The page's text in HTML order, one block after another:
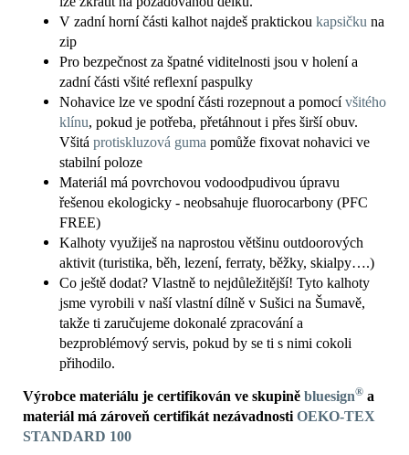
V zadní horní části kalhot najdeš praktickou kapsičku na
zip
Pro bezpečnost za špatné viditelnosti jsou v holení a
zadní části všité reflexní paspulky
Nohavice lze ve spodní části rozepnout a pomocívšitého
klínu, pokud je potřeba, přetáhnout i přes širší obuv.
Všitá protiskluzová guma pomůže fixovat nohavici ve
stabilní poloze
Materiál má povrchovou vodoodpudivou úpravu
řešenou ekologicky - neobsahuje fluorocarbony (PFC
FREE)
Kalhoty využiješ na naprostou většinu outdoorových
aktivit (turistika, běh, lezení, ferraty, běžky, skialpy….)
Co ještě dodat? Vlastně to nejdůležitější! Tyto kalhoty
jsme vyrobili v naší vlastní dílně v Sušici na Šumavě,
takže ti zaručujeme dokonalé zpracování a
bezproblémový servis, pokud by se ti s nimi cokoli
přihodilo.
Výrobce materiálu je certifikován ve skupině bluesign® a
materiál má zároveň certifikát nezávadnosti OEKO-TEX
STANDARD 100